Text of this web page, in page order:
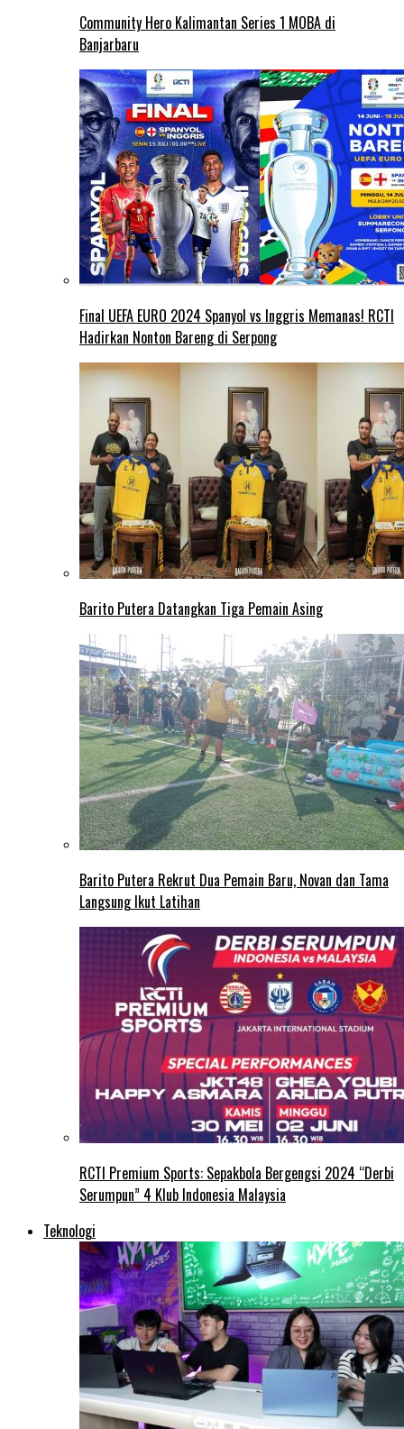
Community Hero Kalimantan Series 1 MOBA di
Banjarbaru
Final UEFA EURO 2024 Spanyol vs Inggris Memanas! RCTI
Hadirkan Nonton Bareng di Serpong
Barito Putera Datangkan Tiga Pemain Asing
Barito Putera Rekrut Dua Pemain Baru, Novan dan Tama
Langsung Ikut Latihan
RCTI Premium Sports: Sepakbola Bergengsi 2024 “Derbi
Serumpun” 4 Klub Indonesia Malaysia
Teknologi